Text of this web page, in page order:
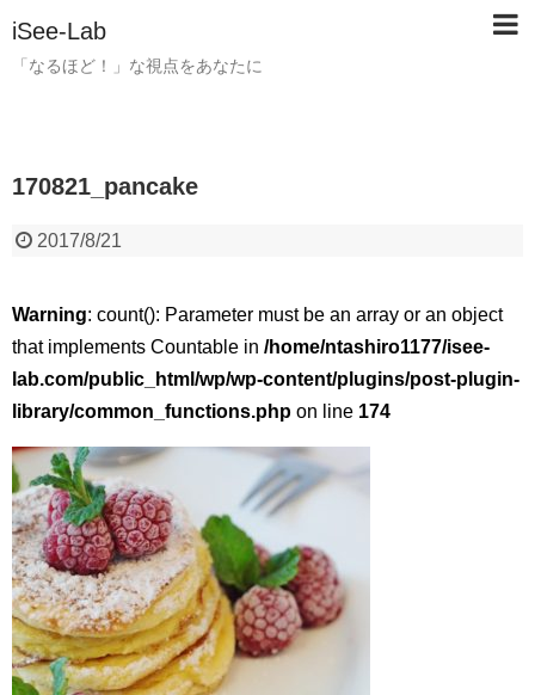
iSee-Lab
「なるほど！」な視点をあなたに
170821_pancake
2017/8/21
Warning: count(): Parameter must be an array or an object
that implements Countable in /home/ntashiro1177/isee-
lab.com/public_html/wp/wp-content/plugins/post-plugin-
library/common_functions.php on line 174